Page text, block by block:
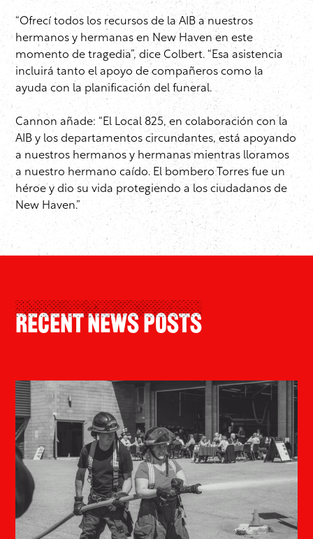
“Ofrecí todos los recursos de la AIB a nuestros
hermanos y hermanas en New Haven en este
momento de tragedia”, dice Colbert. “Esa asistencia
incluirá tanto el apoyo de compañeros como la
ayuda con la planificación del funeral.
Cannon añade: “El Local 825, en colaboración con la
AIB y los departamentos circundantes, está apoyando
a nuestros hermanos y hermanas mientras lloramos
a nuestro hermano caído. El bombero Torres fue un
héroe y dio su vida protegiendo a los ciudadanos de
New Haven.”
Recent News Posts